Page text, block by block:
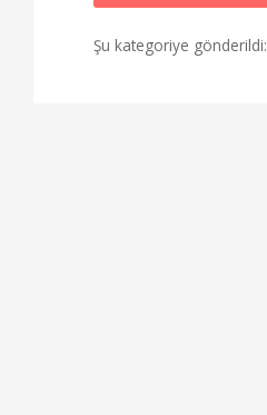
Şu kategoriye gönderildi: